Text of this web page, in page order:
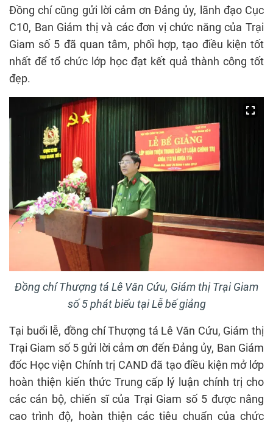
Đồng chí cũng gửi lời cảm ơn Đảng ủy, lãnh đạo Cục
C10, Ban Giám thị và các đơn vị chức năng của Trại
Giam số 5 đã quan tâm, phối hợp, tạo điều kiện tốt
nhất để tổ chức lớp học đạt kết quả thành công tốt
đẹp.
Đồng chí Thượng tá Lê Văn Cứu, Giám thị Trại Giam
số 5 phát biểu tại Lễ bế giảng
Tại buổi lễ, đồng chí Thượng tá Lê Văn Cứu, Giám thị
Trại Giam số 5 gửi lời cảm ơn đến Đảng ủy, Ban Giám
đốc Học viện Chính trị CAND đã tạo điều kiện mở lớp
hoàn thiện kiến thức Trung cấp lý luận chính trị cho
các cán bộ, chiến sĩ của Trại Giam số 5 được nâng
cao trình độ, hoàn thiện các tiêu chuẩn của chức